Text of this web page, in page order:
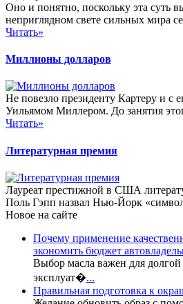
Оно и понятно, поскольку эта суть
неприглядном свете сильных мира
Читать»
Миллионы долларов
Не повезло президенту Картеру и с
Уильямом Миллером. До занятия
Читать»
Литературная премия
Лауреат престижной в США
Поль Гэпп назвал Нью-Йорк
Новое на сайте
Почему применение
экономить бюджет
Выбор масла важен для
эксплуат�...
Правильная подготовка к